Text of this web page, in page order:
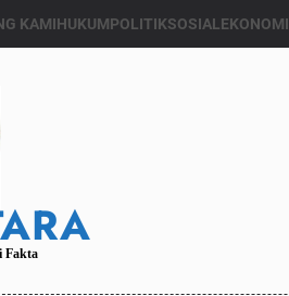
KAMIHUKUMPOLITIKSOSIALEKONOMI
Fakta